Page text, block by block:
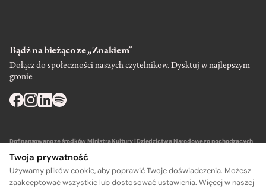
Bądź na bieżąco ze „Znakiem”
Dołącz do społeczności naszych czytelnikow. Dysktuj w najlepszym
gronie
Dofinansowano ze środków Ministra Kultury i Dziedzictwa Narodowego pochodzących
Twoja prywatność
Używamy plików cookie, aby poprawić Twoje doświadczenia. Możesz
zaakceptować wszystkie lub dostosować ustawienia. Więcej w naszej